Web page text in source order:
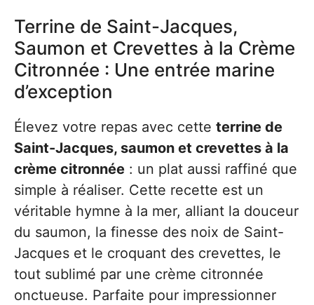
Terrine de Saint-Jacques,
Saumon et Crevettes à la Crème
Citronnée : Une entrée marine
d’exception
Élevez votre repas avec cette terrine de
Saint-Jacques, saumon et crevettes à la
crème citronnée : un plat aussi raffiné que
simple à réaliser. Cette recette est un
véritable hymne à la mer, alliant la douceur
du saumon, la finesse des noix de Saint-
Jacques et le croquant des crevettes, le
tout sublimé par une crème citronnée
onctueuse. Parfaite pour impressionner